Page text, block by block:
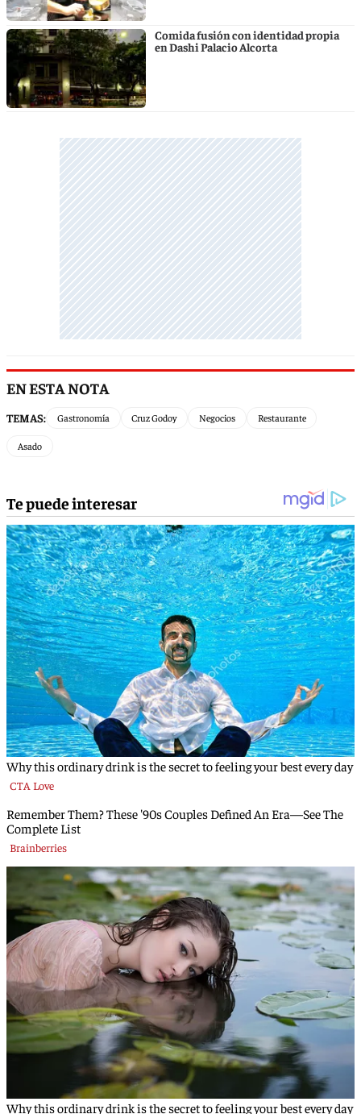
Comida fusión con identidad propia
en Dashi Palacio Alcorta
EN ESTA NOTA
TEMAS: Gastronomía Cruz Godoy Negocios Restaurante
Asado